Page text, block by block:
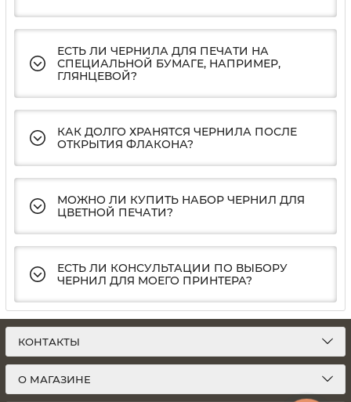
ЕСТЬ ЛИ ЧЕРНИЛА ДЛЯ ПЕЧАТИ НА
СПЕЦИАЛЬНОЙ БУМАГЕ, НАПРИМЕР,
ГЛЯНЦЕВОЙ?
КАК ДОЛГО ХРАНЯТСЯ ЧЕРНИЛА ПОСЛЕ
ОТКРЫТИЯ ФЛАКОНА?
МОЖНО ЛИ КУПИТЬ НАБОР ЧЕРНИЛ ДЛЯ
ЦВЕТНОЙ ПЕЧАТИ?
ЕСТЬ ЛИ КОНСУЛЬТАЦИИ ПО ВЫБОРУ
ЧЕРНИЛ ДЛЯ МОЕГО ПРИНТЕРА?
КОНТАКТЫ
О МАГАЗИНЕ